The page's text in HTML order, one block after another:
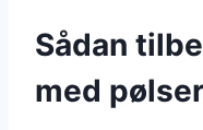
Sådan
med